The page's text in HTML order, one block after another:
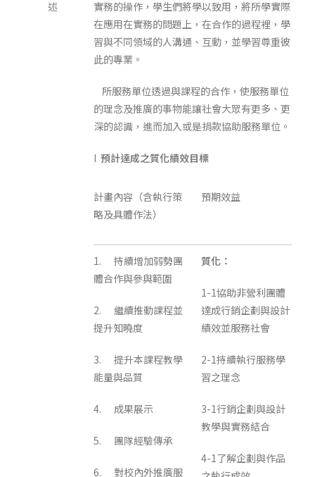
述
實務的操作，學生們將學以致用，將所學實際
在應用在實務的問題上，在合作的過程裡，學
習與不同領域的人溝通、互動，並學習尊重彼
此的專業。
所服務單位透過與課程的合作，使服務單位
的理念及推廣的事物能讓社會大眾有更多、更
深的認識，進而加入或是捐款協助服務單位。
l預計達成之質化績效目標
計畫內容（含執行策
略及具體作法）
預期效益
1. 持續增加弱勢團
體合作與參與範圍
2. 繼續推動課程並
提升知曉度
3. 提升本課程教學
能量與品質
4. 成果展示
5. 團隊經驗傳承
6. 對校內外推廣服
質化：
1-1協助非營利團體
達成行銷企劃與設計
績效並服務社會
2-1持續執行服務學
習之理念
3-1行銷企劃與設計
教學與實務結合
4-1了解企劃與作品